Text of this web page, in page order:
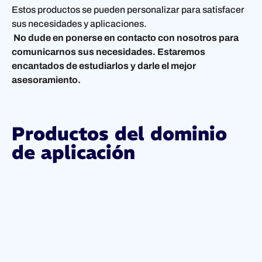
Estos productos se pueden personalizar para satisfacer
sus necesidades y aplicaciones.
No dude en ponerse en contacto con nosotros para
comunicarnos sus necesidades. Estaremos
encantados de estudiarlos y darle el mejor
asesoramiento.
Productos del dominio
de aplicación